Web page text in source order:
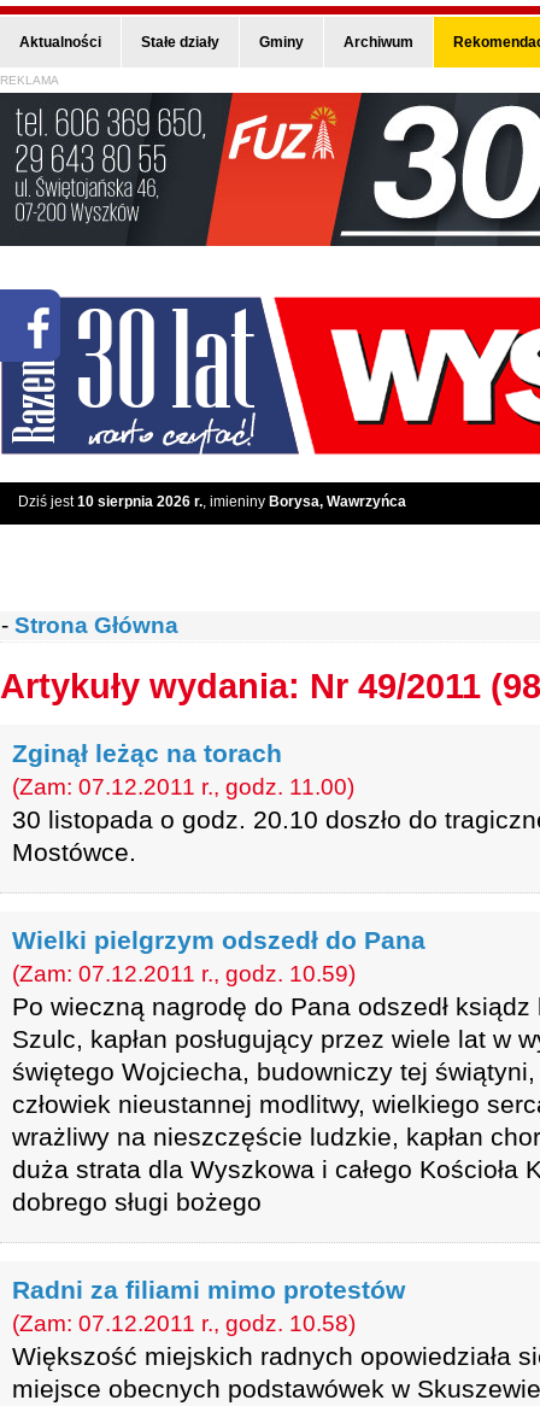
Aktualności Stałe działy Gminy Archiwum
REKLAMA
Dziś jest10 sierpnia 2026 r., imieniny Borysa, Wawrzyńca
- Strona Główna
Artykuły wydania: Nr 49/2011
Zginął leżąc na torach
(Zam: 07.12.2011 r., godz. 11.00)
30 listopada o godz. 20.10 doszło do
Mostówce.
Wielki pielgrzym odszedł do Pana
(Zam: 07.12.2011 r., godz. 10.59)
Po wieczną nagrodę do Pana odszedł ksiądz
Szulc, kapłan posługujący przez wiele lat w
świętego Wojciecha, budowniczy tej
człowiek nieustannej modlitwy, wielkiego
wrażliwy na nieszczęście ludzkie, kapłan
duża strata dla Wyszkowa i całego Kościoła
dobrego sługi bożego
Radni za filiami mimo protestów
(Zam: 07.12.2011 r., godz. 10.58)
Większość miejskich radnych opowiedziała
miejsce obecnych podstawówek w